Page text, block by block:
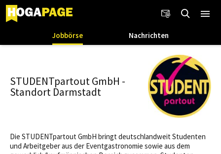
Jobbörse Nachrichten
STUDENTpartout GmbH -
Standort Darmstadt
Die STUDENTpartout GmbH bringt deutschlandweit Studenten
und Arbeitgeber aus der Eventgastronomie sowie aus dem